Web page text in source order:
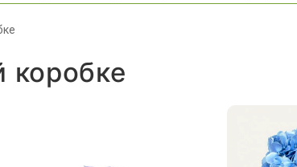
коробке